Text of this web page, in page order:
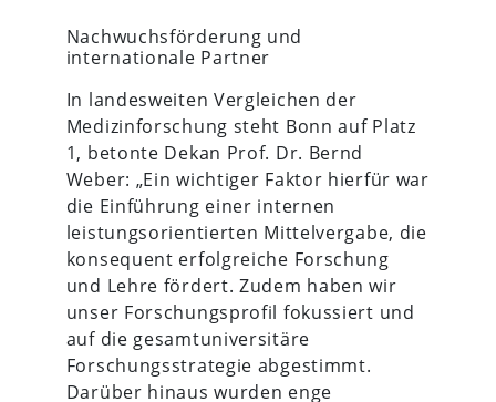
Nachwuchsförderung und
internationale Partner
In landesweiten Vergleichen der
Medizinforschung steht Bonn auf Platz
1, betonte Dekan Prof. Dr. Bernd
Weber: „Ein wichtiger Faktor hierfür war
die Einführung einer internen
leistungsorientierten Mittelvergabe, die
konsequent erfolgreiche Forschung
und Lehre fördert. Zudem haben wir
unser Forschungsprofil fokussiert und
auf die gesamtuniversitäre
Forschungsstrategie abgestimmt.
Darüber hinaus wurden enge